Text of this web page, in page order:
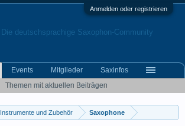
Anmelden oder registrieren
Instrumente und Zubehör Saxophone
Themen mit aktuellen Beiträgen
Events Mitglieder Saxinfos